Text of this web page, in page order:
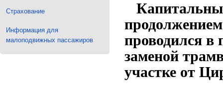
Страхование
Информация для
малоподвижных пассажиров
проводился в
заменой
участке от